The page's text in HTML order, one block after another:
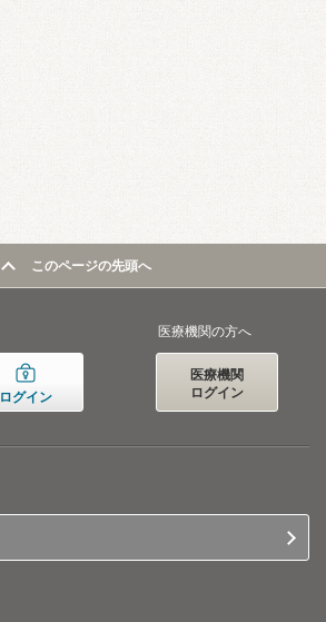
このページの先頭へ
ログイン
医療機関の方へ
医療機関
ログイン